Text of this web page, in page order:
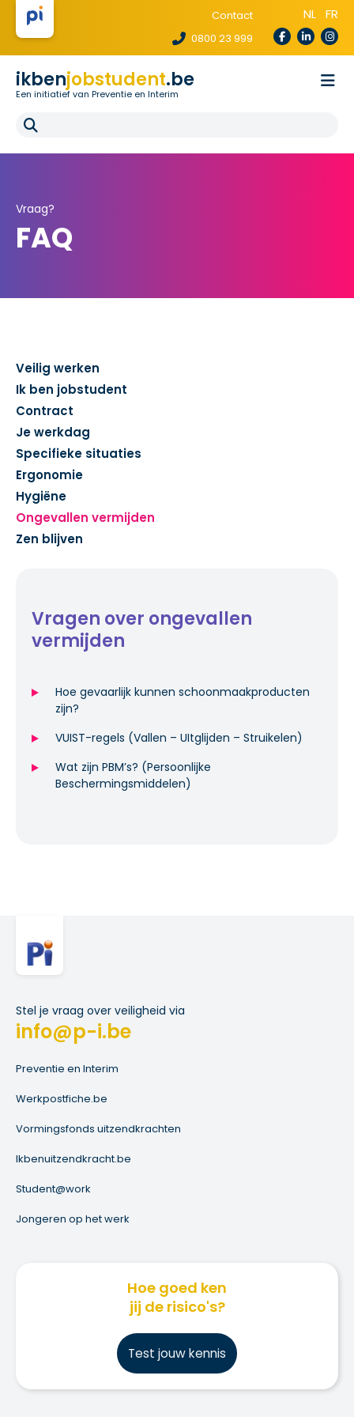
Contact
0800 23 999
NL FR
ikbenjobstudent.be
Een initiatief van Preventie en Interim
Voor uitzendbureaus
Vraag?
FAQ
Veilig werken
Ik ben jobstudent
Contract
Je werkdag
Specifieke situaties
Ergonomie
Hygiëne
Ongevallen vermijden
Zen blijven
Vragen over ongevallen
vermijden
Hoe gevaarlijk kunnen schoonmaakproducten
zijn?
VUIST-regels (Vallen – UItglijden – Struikelen)
Wat zijn PBM’s? (Persoonlijke
Beschermingsmiddelen)
Stel je vraag over veiligheid via
info@p-i.be
Preventie en Interim
Werkpostfiche.be
Vormingsfonds uitzendkrachten
Ikbenuitzendkracht.be
Student@work
Jongeren op het werk
Hoe goed ken
jij de risico's?
Test jouw kennis